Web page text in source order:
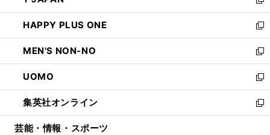
開
く
ウ
で
開
く
ン
ド
ウ
で
開
く
ウ
ィ
ン
ド
ウ
で
開
く
し
い
ウ
ィ
ン
ド
ウ
で
開
HAPPY PLUS ONE
新
し
い
ウ
ィ
ン
ド
ウ
MEN'S NON-NO
新
し
い
ウ
ィ
ン
UOMO
新
し
い
ウ
集英社オンライン
新
し
芸能・情報・スポーツ